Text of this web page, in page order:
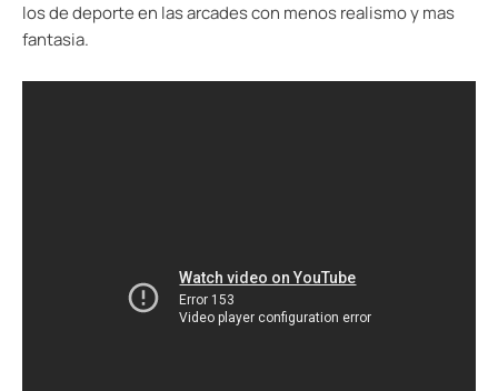
los de deporte en las arcades con menos realismo y mas
fantasia.